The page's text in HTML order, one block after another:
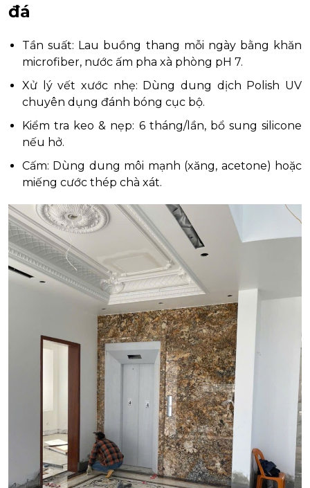
đá
Tần suất: Lau buồng thang mỗi ngày bằng khăn
microfiber, nước ấm pha xà phòng pH 7.
Xử lý vết xước nhẹ: Dùng dung dịch Polish UV
chuyên dụng đánh bóng cục bộ.
Kiểm tra keo & nẹp: 6 tháng/lần, bổ sung silicone
nếu hở.
Cấm: Dùng dung môi mạnh (xăng, acetone) hoặc
miếng cước thép chà xát.